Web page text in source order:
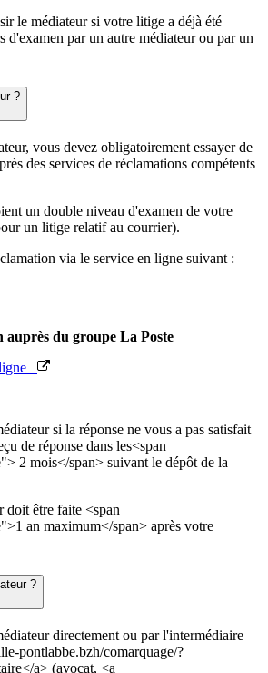
le médiateur si votre litige a déjà été
d'examen par un autre médiateur ou par un
?
vous devez obligatoirement essayer de
des services de réclamations compétents
un double niveau d'examen de votre
un litige relatif au courrier).
via le service en ligne suivant :
auprès du groupe La Poste
si la réponse ne vous a pas satisfait
de réponse dans les<span
2 mois</span> suivant le dépôt de la
doit être faite <span
an maximum</span> après votre
?
directement ou par l'intermédiaire
pontlabbe.bzh/comarquage/?
a> (avocat, <a